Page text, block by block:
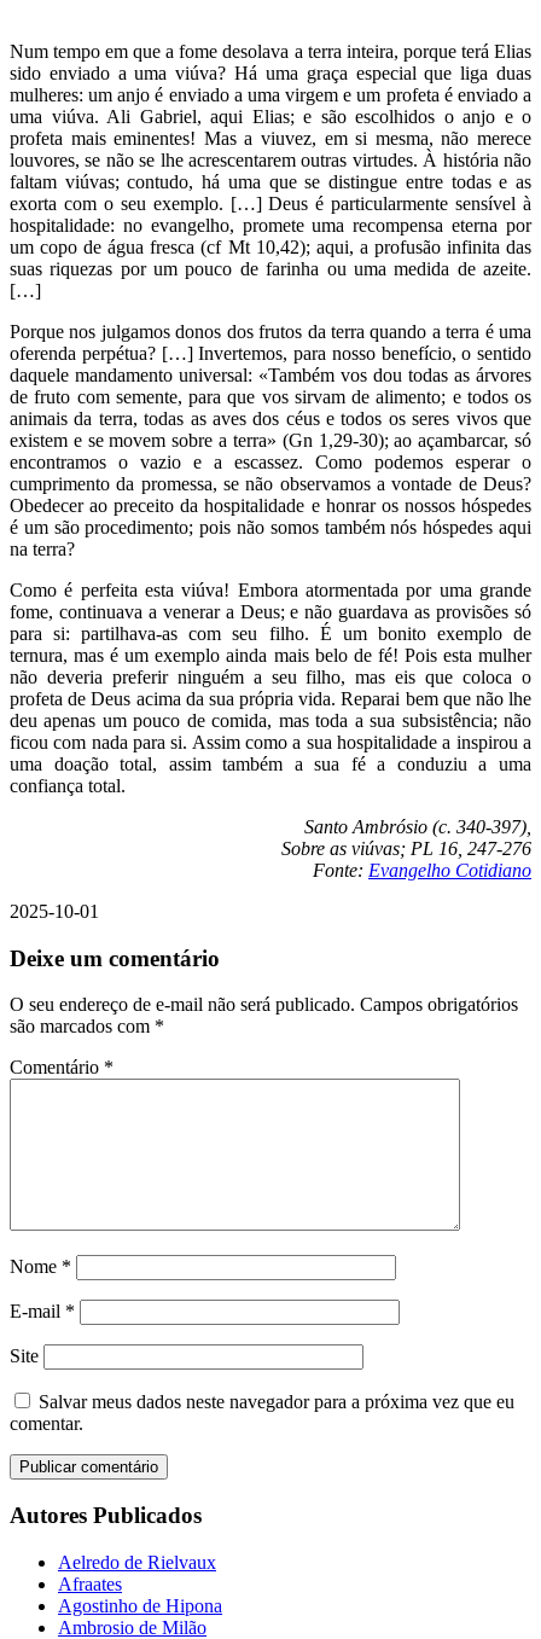
Num tempo em que a fome desolava a terra inteira, porque terá Elias
sido enviado a uma viúva? Há uma graça especial que liga duas
mulheres: um anjo é enviado a uma virgem e um profeta é enviado a
uma viúva. Ali Gabriel, aqui Elias; e são escolhidos o anjo e o
profeta mais eminentes! Mas a viuvez, em si mesma, não merece
louvores, se não se lhe acrescentarem outras virtudes. À história não
faltam viúvas; contudo, há uma que se distingue entre todas e as
exorta com o seu exemplo. […] Deus é particularmente sensível à
hospitalidade: no evangelho, promete uma recompensa eterna por
um copo de água fresca (cf Mt 10,42); aqui, a profusão infinita das
suas riquezas por um pouco de farinha ou uma medida de azeite.
[…]
Porque nos julgamos donos dos frutos da terra quando a terra é uma
oferenda perpétua? […] Invertemos, para nosso benefício, o sentido
daquele mandamento universal: «Também vos dou todas as árvores
de fruto com semente, para que vos sirvam de alimento; e todos os
animais da terra, todas as aves dos céus e todos os seres vivos que
existem e se movem sobre a terra» (Gn 1,29-30); ao açambarcar, só
encontramos o vazio e a escassez. Como podemos esperar o
cumprimento da promessa, se não observamos a vontade de Deus?
Obedecer ao preceito da hospitalidade e honrar os nossos hóspedes
é um são procedimento; pois não somos também nós hóspedes aqui
na terra?
Como é perfeita esta viúva! Embora atormentada por uma grande
fome, continuava a venerar a Deus; e não guardava as provisões só
para si: partilhava-as com seu filho. É um bonito exemplo de
ternura, mas é um exemplo ainda mais belo de fé! Pois esta mulher
não deveria preferir ninguém a seu filho, mas eis que coloca o
profeta de Deus acima da sua própria vida. Reparai bem que não lhe
deu apenas um pouco de comida, mas toda a sua subsistência; não
ficou com nada para si. Assim como a sua hospitalidade a inspirou a
uma doação total, assim também a sua fé a conduziu a uma
confiança total.
Santo Ambrósio (c. 340-397),
Sobre as viúvas; PL 16, 247-276
Fonte: Evangelho Cotidiano
2025-10-01
Deixe um comentário
O seu endereço de e-mail não será publicado. Campos obrigatórios
são marcados com *
Comentário *
Nome *
E-mail *
Site
Salvar meus dados neste navegador para a próxima vez que eu
comentar.
Autores Publicados
Aelredo de Rielvaux
Afraates
Agostinho de Hipona
Ambrosio de Milão